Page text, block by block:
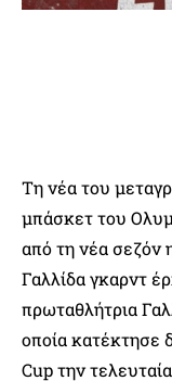
Τη νέα του
μπάσκετ του
από τη νέα σεζόν
Γαλλίδα γκαρντ
πρωταθλήτρια
οποία κατέκτησε
Cup την τελευταία